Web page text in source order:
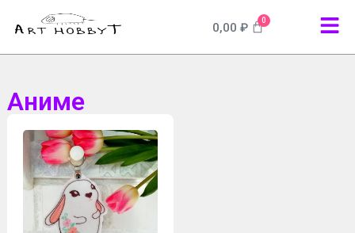
0,00 ₽
0
Аниме